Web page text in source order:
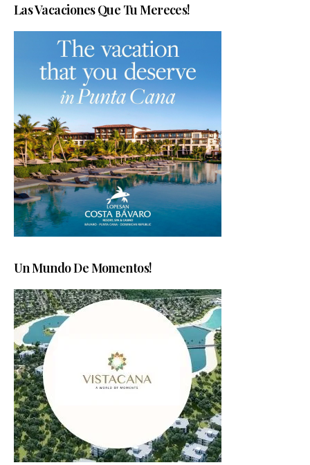
Las Vacaciones Que Tu Mereces!
Un Mundo De Momentos!